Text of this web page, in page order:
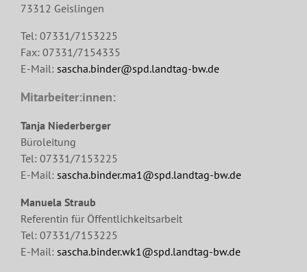
73312 Geislingen
Tel: 07331/7153225
Fax: 07331/7154335
E-Mail: sascha.binder@spd.landtag-bw.de
Mitarbeiter:innen:
Tanja Niederberger
Büroleitung
Tel: 07331/7153225
E-Mail: sascha.binder.ma1@spd.landtag-bw.de
Manuela Straub
Referentin für Öffentlichkeitsarbeit
Tel: 07331/7153225
E-Mail: sascha.binder.wk1@spd.landtag-bw.de